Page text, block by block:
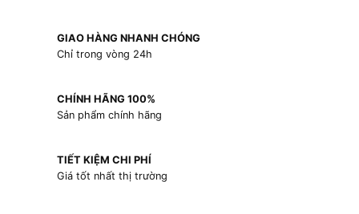
GIAO HÀNG NHANH CHÓNG
Chỉ trong vòng 24h
CHÍNH HÃNG 100%
Sản phẩm chính hãng
TIẾT KIỆM CHI PHÍ
Giá tốt nhất thị trường